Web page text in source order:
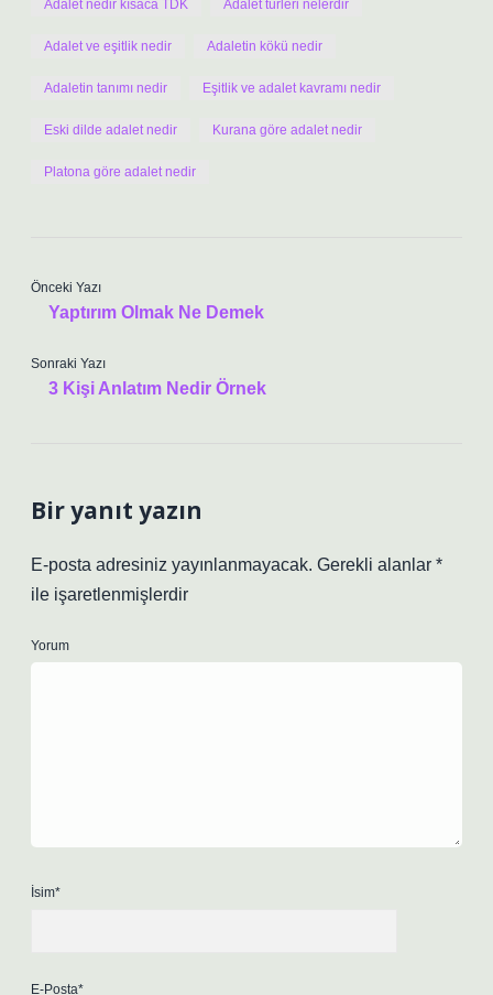
Adalet nedir kısaca TDK Adalet türleri nelerdir
Adalet ve eşitlik nedir Adaletin kökü nedir
Adaletin tanımı nedir Eşitlik ve adalet kavramı nedir
Eski dilde adalet nedir Kurana göre adalet nedir
Platona göre adalet nedir
Önceki Yazı
Yaptırım Olmak Ne Demek
Sonraki Yazı
3 Kişi Anlatım Nedir Örnek
Bir yanıt yazın
E-posta adresiniz yayınlanmayacak. Gerekli alanlar *
ile işaretlenmişlerdir
Yorum
İsim*
E-Posta*